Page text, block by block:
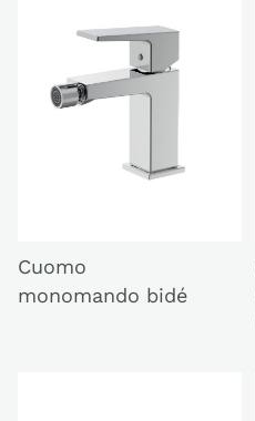
Cuomo
monomando bidé